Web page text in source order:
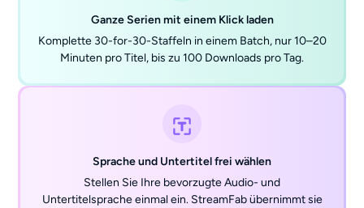
Ganze Serien mit einem Klick laden
Komplette 30-for-30-Staffeln in einem Batch, nur 10–20
Minuten pro Titel, bis zu 100 Downloads pro Tag.
Sprache und Untertitel frei wählen
Stellen Sie Ihre bevorzugte Audio- und
Untertitelsprache einmal ein. StreamFab übernimmt sie